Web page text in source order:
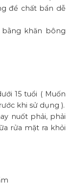
để chất bẩn dễ
bằng khăn bông
15 tuổi ( Muốn
khi sử dụng ).
nuốt phải, phải
rửa mặt ra khỏi